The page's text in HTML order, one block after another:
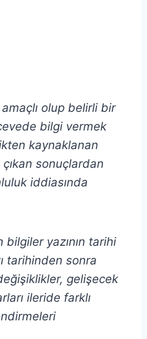
olup belirli bir
bilgi vermek
kaynaklanan
sonuçlardan
iddiasında
yazının tarihi
tarihinden sonra
gelişecek
ileride farklı